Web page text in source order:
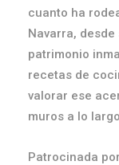
cuanto ha
Navarra,
patrimonio
recetas de
valorar ese
muros a lo
Patrocinada